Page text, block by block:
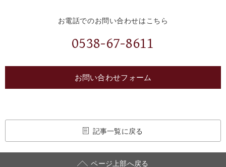
お電話でのお問い合わせはこちら
0538-67-8611
お問い合わせフォーム
記事一覧に戻る
ページ上部へ戻る